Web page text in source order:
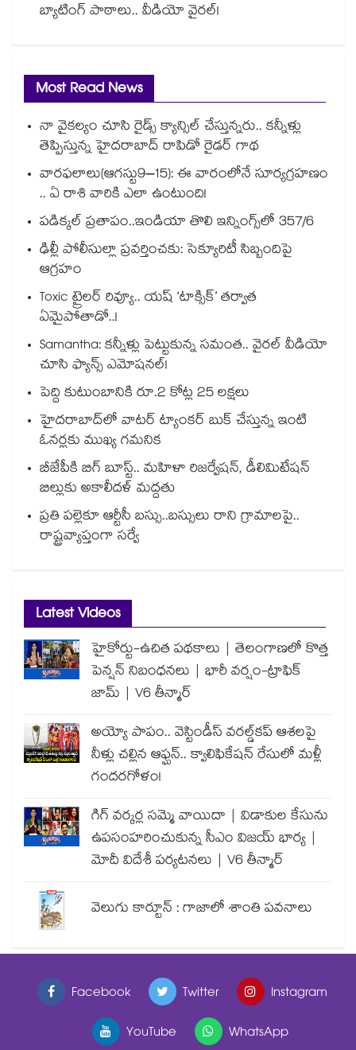
బ్యాటింగ్ పాఠాలు.. వీడియో వైరల్!
Most Read News
నా వైకల్యం చూసి రైడ్స్ క్యాన్సిల్ చేస్తున్నరు.. కన్నీళ్లు
తెప్పిస్తున్న హైదరాబాద్ రాపిడో రైడర్ గాథ
వారఫలాలు(ఆగస్టు9–15): ఈ వారంలోనే సూర్యగ్రహణం
.. ఏ రాశి వారికి ఎలా ఉంటుంది!
పడిక్కల్‌‌ ప్రతాపం..ఇండియా తొలి ఇన్నింగ్స్‌‌లో 357/6
ఢిల్లీ పోలీసుల్లా ప్రవర్తించకు: సెక్యూరిటీ సిబ్బందిపై
ఆగ్రహం
Toxic ట్రైలర్ రివ్యూ.. యష్ ‘టాక్సిక్’ తర్వాత
ఏమైపోతాడో..!
Samantha: కన్నీళ్లు పెట్టుకున్న సమంత.. వైరల్ వీడియో
చూసి ఫ్యాన్స్ ఎమోషనల్!
పెద్ది కుటుంబానికి రూ.2 కోట్ల 25 లక్షలు
హైదరాబాద్⁪లో వాటర్ ట్యాంకర్ బుక్ చేస్తున్న ఇంటి
ఓనర్లకు ముఖ్య గమనిక
బీజేపీకి బిగ్ బూస్ట్.. మహిళా రిజర్వేషన్, డీలిమిటేషన్
బిల్లుకు అకాలీదళ్ మద్దతు
ప్రతి పల్లెకూ ఆర్టీసీ బస్సు..బస్సులు రాని గ్రామాలపై..
రాష్ట్రవ్యాప్తంగా సర్వే
Latest Videos
హైకోర్టు-ఉచిత పథకాలు | తెలంగాణలో కొత్త
పెన్షన్ నిబంధనలు | భారీ వర్షం-ట్రాఫిక్
జామ్ | V6 తీన్మార్
అయ్యో పాపం.. వెస్టిండీస్ వరల్డ్‌కప్ ఆశలపై
నీళ్లు చల్లిన ఆఫ్ఘన్.. క్వాలిఫికేషన్ రేసులో మళ్లీ
గందరగోళం!
గిగ్ వర్కర్ల సమ్మె వాయిదా | విడాకుల కేసును
ఉపసంహరించుకున్న సీఎం విజయ్ భార్య |
మోదీ విదేశీ పర్యటనలు | V6 తీన్మార్
వెలుగు కార్టూన్ : గాజాలో శాంతి పవనాలు
Facebook Twitter
Instagram
YouTube
WhatsApp